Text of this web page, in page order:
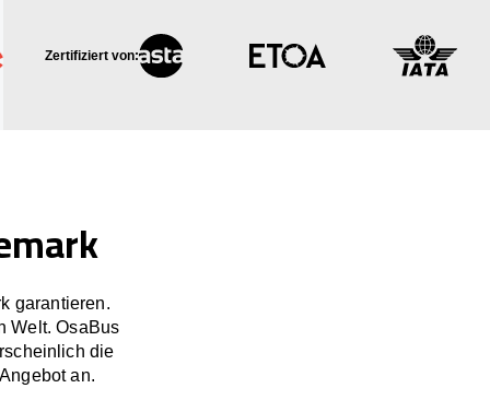
Zertifiziert von:
garantieren.
Welt. OsaBus
die
an.